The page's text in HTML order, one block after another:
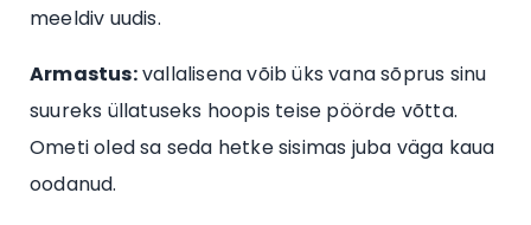
meeldiv uudis.
Armastus:vallalisena võib üks vana sõprus sinu
suureks üllatuseks hoopis teise pöörde võtta.
Ometi oled sa seda hetke sisimas juba väga kaua
oodanud.